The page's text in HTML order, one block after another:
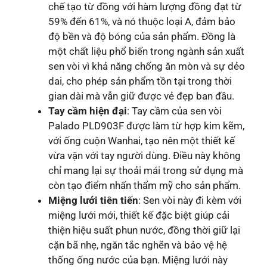
chế tạo từ đồng với hàm lượng đồng đạt từ
59% đến 61%, và nó thuộc loại A, đảm bảo
độ bền và độ bóng của sản phẩm. Đồng là
một chất liệu phổ biến trong ngành sản xuất
sen vòi vì khả năng chống ăn mòn và sự dẻo
dai, cho phép sản phẩm tồn tại trong thời
gian dài mà vẫn giữ được vẻ đẹp ban đầu.
Tay cầm hiện đại: Tay cầm của sen vòi
Palado PLD903F được làm từ hợp kim kẽm,
với ống cuộn Wanhai, tạo nên một thiết kế
vừa vặn với tay người dùng. Điều này không
chỉ mang lại sự thoải mái trong sử dụng mà
còn tạo điểm nhấn thẩm mỹ cho sản phẩm.
Miệng lưới tiên tiến: Sen vòi này đi kèm với
miệng lưới mới, thiết kế đặc biệt giúp cải
thiện hiệu suất phun nước, đồng thời giữ lại
cặn bã nhẹ, ngăn tắc nghẽn và bảo vệ hệ
thống ống nước của bạn. Miệng lưới này